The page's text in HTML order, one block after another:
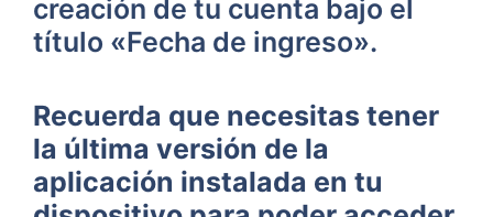
creación ⁤de tu cuenta bajo el
título «Fecha de ingreso».
Recuerda que necesitas tener
la última versión de la
aplicación instalada en ‌tu